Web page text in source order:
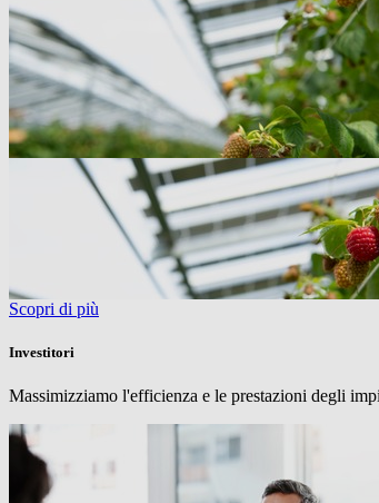
Scopri di più
Investitori
Massimizziamo l'efficienza e le prestazioni degli